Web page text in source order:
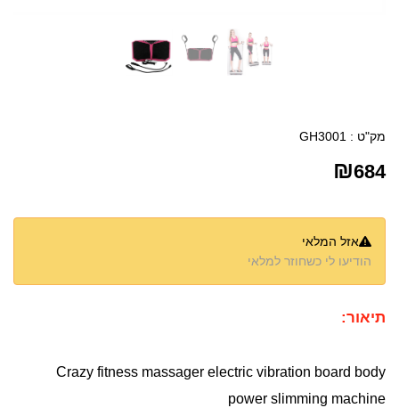
מק"ט : GH3001
₪684
אזל המלאי
הודיעו לי כשחוזר למלאי
תיאור:
Crazy fitness massager electric vibration board body
power slimming machine